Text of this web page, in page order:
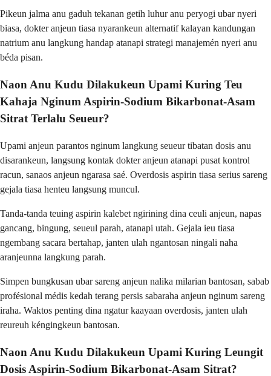
Pikeun jalma anu gaduh tekanan getih luhur anu peryogi ubar nyeri
biasa, dokter anjeun tiasa nyarankeun alternatif kalayan kandungan
natrium anu langkung handap atanapi strategi manajemén nyeri anu
béda pisan.
Naon Anu Kudu Dilakukeun Upami Kuring Teu
Kahaja Nginum Aspirin-Sodium Bikarbonat-Asam
Sitrat Terlalu Seueur?
Upami anjeun parantos nginum langkung seueur tibatan dosis anu
disarankeun, langsung kontak dokter anjeun atanapi pusat kontrol
racun, sanaos anjeun ngarasa saé. Overdosis aspirin tiasa serius sareng
gejala tiasa henteu langsung muncul.
Tanda-tanda teuing aspirin kalebet ngirining dina ceuli anjeun, napas
gancang, bingung, seueul parah, atanapi utah. Gejala ieu tiasa
ngembang sacara bertahap, janten ulah ngantosan ningali naha
aranjeunna langkung parah.
Simpen bungkusan ubar sareng anjeun nalika milarian bantosan, sabab
profésional médis kedah terang persis sabaraha anjeun nginum sareng
iraha. Waktos penting dina ngatur kaayaan overdosis, janten ulah
reureuh kéngingkeun bantosan.
Naon Anu Kudu Dilakukeun Upami Kuring Leungit
Dosis Aspirin-Sodium Bikarbonat-Asam Sitrat?